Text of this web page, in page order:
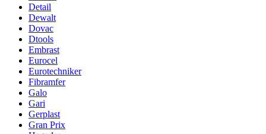
Detail
Dewalt
Dovac
Dtools
Embrast
Eurocel
Eurotechniker
Fibramfer
Galo
Gari
Gerplast
Gran Prix